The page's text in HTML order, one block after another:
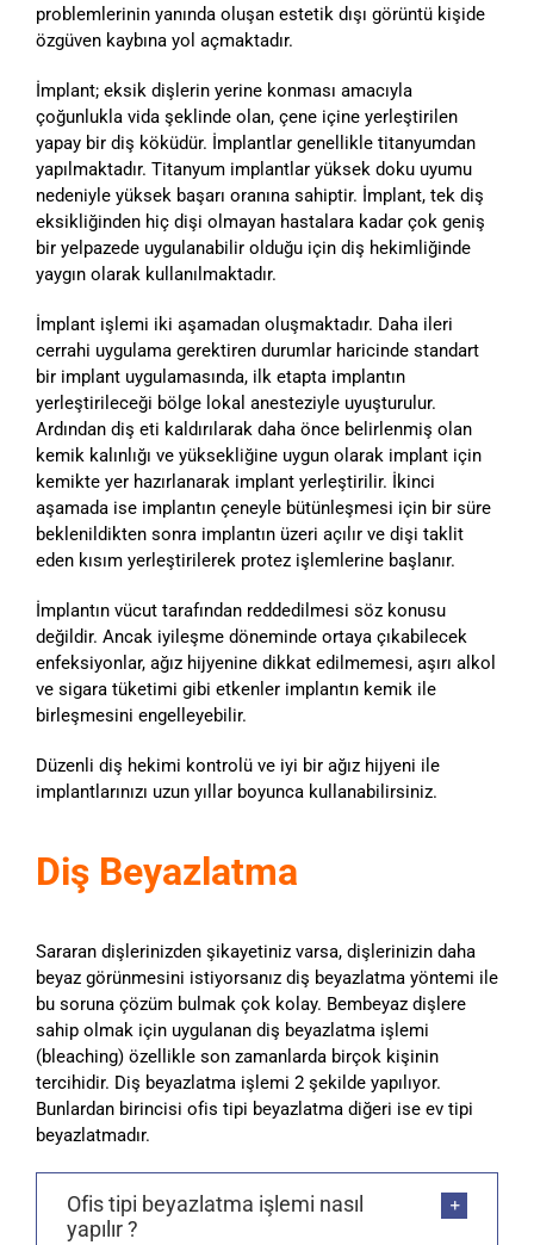
problemlerinin yanında oluşan estetik dışı görüntü kişide
özgüven kaybına yol açmaktadır.
İmplant; eksik dişlerin yerine konması amacıyla
çoğunlukla vida şeklinde olan, çene içine yerleştirilen
yapay bir diş köküdür. İmplantlar genellikle titanyumdan
yapılmaktadır. Titanyum implantlar yüksek doku uyumu
nedeniyle yüksek başarı oranına sahiptir. İmplant, tek diş
eksikliğinden hiç dişi olmayan hastalara kadar çok geniş
bir yelpazede uygulanabilir olduğu için diş hekimliğinde
yaygın olarak kullanılmaktadır.
İmplant işlemi iki aşamadan oluşmaktadır. Daha ileri
cerrahi uygulama gerektiren durumlar haricinde standart
bir implant uygulamasında, ilk etapta implantın
yerleştirileceği bölge lokal anesteziyle uyuşturulur.
Ardından diş eti kaldırılarak daha önce belirlenmiş olan
kemik kalınlığı ve yüksekliğine uygun olarak implant için
kemikte yer hazırlanarak implant yerleştirilir. İkinci
aşamada ise implantın çeneyle bütünleşmesi için bir süre
beklenildikten sonra implantın üzeri açılır ve dişi taklit
eden kısım yerleştirilerek protez işlemlerine başlanır.
İmplantın vücut tarafından reddedilmesi söz konusu
değildir. Ancak iyileşme döneminde ortaya çıkabilecek
enfeksiyonlar, ağız hijyenine dikkat edilmemesi, aşırı alkol
ve sigara tüketimi gibi etkenler implantın kemik ile
birleşmesini engelleyebilir.
Düzenli diş hekimi kontrolü ve iyi bir ağız hijyeni ile
implantlarınızı uzun yıllar boyunca kullanabilirsiniz.
Diş Beyazlatma
Sararan dişlerinizden şikayetiniz varsa, dişlerinizin daha
beyaz görünmesini istiyorsanız diş beyazlatma yöntemi ile
bu soruna çözüm bulmak çok kolay. Bembeyaz dişlere
sahip olmak için uygulanan diş beyazlatma işlemi
(bleaching) özellikle son zamanlarda birçok kişinin
tercihidir. Diş beyazlatma işlemi 2 şekilde yapılıyor.
Bunlardan birincisi ofis tipi beyazlatma diğeri ise ev tipi
beyazlatmadır.
Ofis tipi beyazlatma işlemi nasıl
yapılır ?